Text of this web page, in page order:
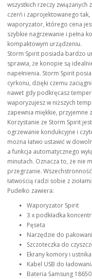
wszystkich rzeczy związanych
czerń i zaprojektowanego
waporyzator, którego cena
szybkie nagrzewanie i pełna
kompaktowym urządzeniu.
Storm Spirit posiada bardzo
sprawia, że konopie są
napełnienia. Storm Spirit
cyrkonu, dzięki czemu
nawet gdy podkręcasz
waporyzujesz w niższych
zapewnia miękkie, przyjemne
Korzystanie ze Storm Spirit
ogrzewanie kondukcyjne i
można łatwo ustawić w
a funkcja automatycznego
minutach. Oznacza to, że nie
przegrzanie.
łatwością radzi sobie z
Pudełko zawiera:
Waporyzator Spirit
3 x podkładka
Pęseta
Narzędzie do
Szczoteczka do
Ekrany komory i ustnika
Kabel USB do
Bateria Samsung